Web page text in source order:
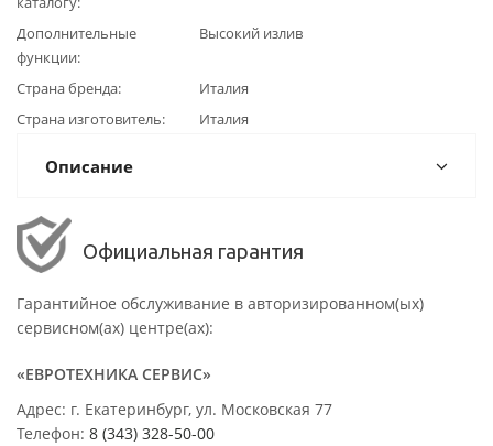
Дополнительные
функции
Высокий излив
Страна бренда
Италия
Страна изготовитель
Италия
Описание
Официальная гарантия
Гарантийное обслуживание в авторизированном(ых)
сервисном(ах) центре(ах):
«ЕВРОТЕХНИКА СЕРВИС»
Адрес: г. Екатеринбург, ул. Московская 77
Телефон: 8 (343) 328-50-00